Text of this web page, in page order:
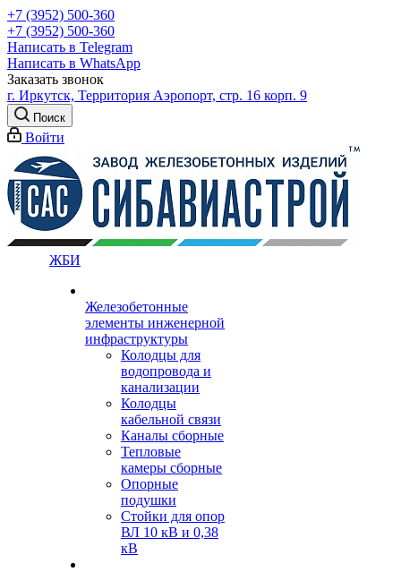
+7 (3952) 500-360
+7 (3952) 500-360
Написать в Telegram
Написать в WhatsApp
Заказать звонок
г. Иркутск, Территория Аэропорт, стр. 16 корп. 9
Поиск
Войти
ЖБИ
Железобетонные
элементы инженерной
инфраструктуры
Колодцы для
водопровода и
канализации
Колодцы
кабельной связи
Каналы сборные
Тепловые
камеры сборные
Опорные
подушки
Стойки для опор
ВЛ 10 кВ и 0,38
кВ